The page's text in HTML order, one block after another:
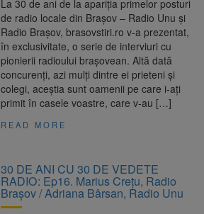
La 30 de ani de la apariția primelor posturi
de radio locale din Brașov – Radio Unu și
Radio Brașov, brasovstiri.ro v-a prezentat,
în exclusivitate, o serie de interviuri cu
pionierii radioului brașovean. Altă dată
concurenți, azi mulți dintre ei prieteni și
colegi, aceștia sunt oamenii pe care i-ați
primit în casele voastre, care v-au […]
READ MORE
30 DE ANI CU 30 DE VEDETE
RADIO: Ep16. Marius Crețu, Radio
Brașov / Adriana Bârsan, Radio Unu